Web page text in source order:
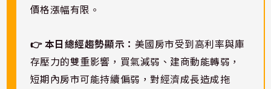
價格漲幅有限。
👉 本日總經趨勢顯示： 美國房市受到高利率與庫
存壓力的雙重影響，買氣減弱、建商動能轉弱，
短期內房市可能持續偏弱，對經濟成長造成拖